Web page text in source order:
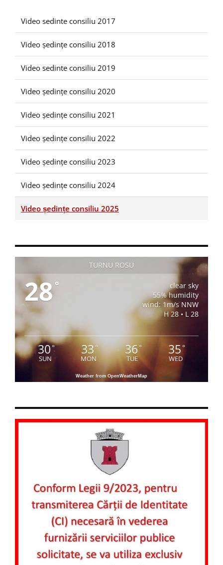
Video sedinte consiliu 2017
Video ședințe consiliu 2018
Video sedinte consiliu 2019
Video ședințe consiliu 2020
Video ședințe consiliu 2021
Video ședințe consiliu 2022
Video ședințe consiliu 2023
Video ședințe consiliu 2024
Video ședințe consiliu 2025
TURNU ROSU
28°
clear sky
55% humidity
wind: 1m/s NNW
H 28 • L 28
30°
SUN
33°
MON
36°
TUE
35°
WED
Weather from OpenWeatherMap